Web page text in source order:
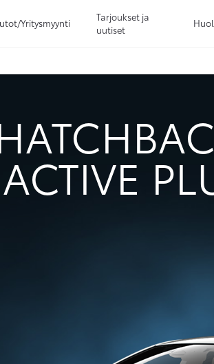
Yritysmyynti
Tarjoukset ja
uutiset
ACTIVE